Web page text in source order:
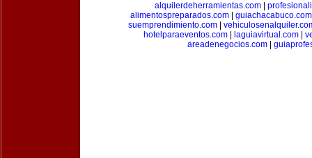
alquilerdeherramientas.com
alimentospreparados.com| guiachacabuco.com
suemprendimiento.com|
hotelparaeventos.com
laguiavirtual.com
areadenegocios.com|